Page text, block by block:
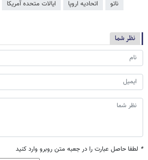
ناتو اتحادیه اروپا ایالات متحده آمریکا
نظر شما
* لطفا حاصل عبارت را در جعبه متن روبرو وارد کنید